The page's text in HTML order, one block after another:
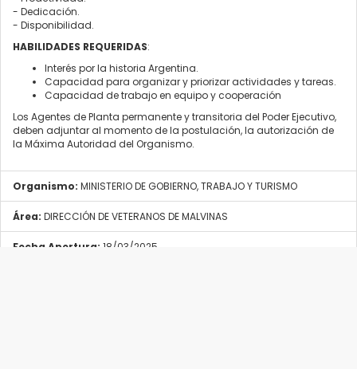
- Dedicación.
- Disponibilidad.
HABILIDADES REQUERIDAS:
Interés por la historia Argentina.
Capacidad para organizar y priorizar actividades y tareas.
Capacidad de trabajo en equipo y cooperación
Los Agentes de Planta permanente y transitoria del Poder Ejecutivo,
deben adjuntar al momento de la postulación, la autorización de
la Máxima Autoridad del Organismo.
Organismo: MINISTERIO DE GOBIERNO, TRABAJO Y TURISMO
Área: DIRECCIÓN DE VETERANOS DE MALVINAS
Fecha Apertura: 18/03/2025